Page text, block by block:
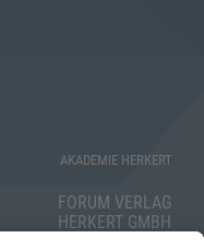
AKADEMIE HERKERT
FORUM VERLAG
HERKERT GMBH